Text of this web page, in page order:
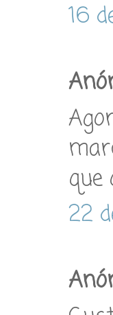
16
que
22